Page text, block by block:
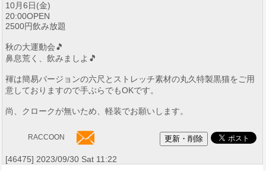
10月6日(金)
20:00OPEN
2500円飲み放題
秋の大運動会🎵
鼻息荒く、飲みましよ🎵
褌は簡易バージョンの六尺とストレッチ素材の丸久特製黒猫をご用
意しておりますので手ぶらでもOKです。
尚、クロークが無いため、軽装でお願いします。
RACCOON
[46475] 2023/09/30 Sat 11:22